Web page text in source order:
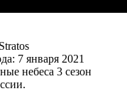
7 января 2021
небеса 3 сезон